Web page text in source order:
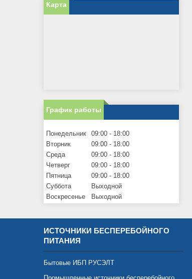
Карта
График работы
Понедельник 09:00
18:00
Вторник
09:00
18:00
Среда
09:00
18:00
Четверг
09:00
18:00
Пятница
09:00
18:00
Суббота
Выходной
Воскресенье
Выходной
ИСТОЧНИКИ БЕСПЕРЕБОЙНОГО
ПИТАНИЯ
Бытовые ИБП РУСЭЛТ